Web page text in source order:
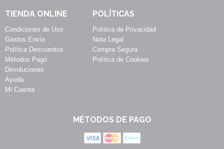
TIENDA ONLINE
Condiciones de Uso
Gastos Envío
Política Descuentos
Métodos Pago
Devoluciones
Ayuda
Mi Cuenta
POLÍTICAS
Política de Privacidad
Nota Legal
Compra Segura
Política de Cookies
MÉTODOS DE PAGO